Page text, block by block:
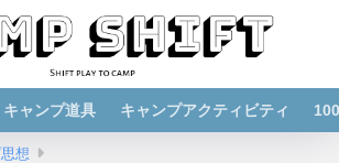
キャンプ道具 キャンプアクティビティ
想